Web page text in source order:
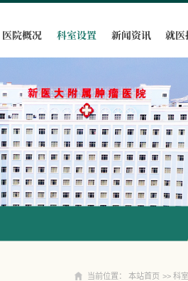
医院概况 科室设置 新闻资讯 就医
科室设置
当前位置： 本站首页 >> 科